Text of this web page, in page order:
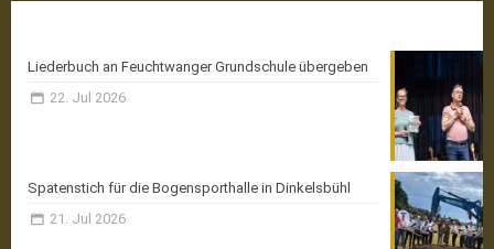
Liederbuch an Feuchtwanger Grundschule übergeben
22. Jul 2026
Spatenstich für die Bogensporthalle in Dinkelsbühl
21. Jul 2026